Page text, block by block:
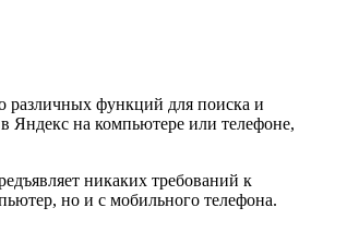
различных функций для поиска и
Яндекс на компьютере или телефоне,
никаких требований к
но и с мобильного телефона.